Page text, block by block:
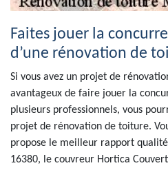
Faites jouer la
d’une rénovation de
Si vous avez un projet de
avantageux de faire jouer la
plusieurs professionnels, vous
projet de rénovation de toiture.
propose le meilleur rapport
16380, le couvreur Hortica